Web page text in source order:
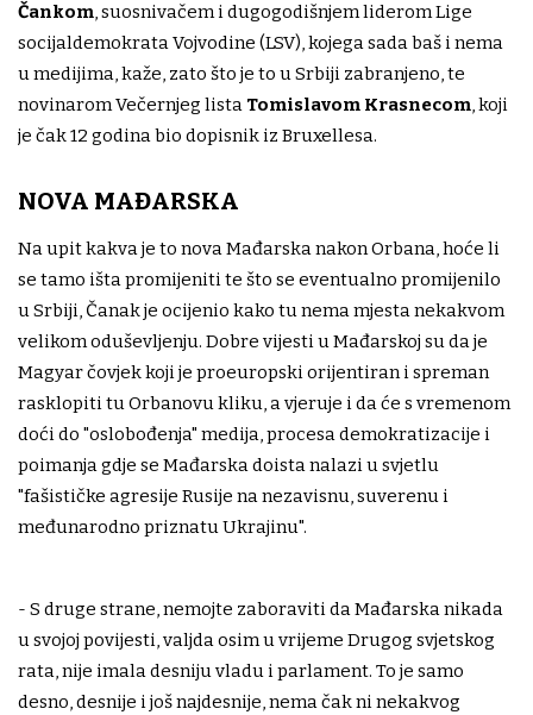
Čankom, suosnivačem i dugogodišnjem liderom Lige
socijaldemokrata Vojvodine (LSV), kojega sada baš i nema
u medijima, kaže, zato što je to u Srbiji zabranjeno, te
novinarom Večernjeg lista Tomislavom Krasnecom, koji
je čak 12 godina bio dopisnik iz Bruxellesa.
NOVA MAĐARSKA
Na upit kakva je to nova Mađarska nakon Orbana, hoće li
se tamo išta promijeniti te što se eventualno promijenilo
u Srbiji, Čanak je ocijenio kako tu nema mjesta nekakvom
velikom oduševljenju. Dobre vijesti u Mađarskoj su da je
Magyar čovjek koji je proeuropski orijentiran i spreman
rasklopiti tu Orbanovu kliku, a vjeruje i da će s vremenom
doći do "oslobođenja" medija, procesa demokratizacije i
poimanja gdje se Mađarska doista nalazi u svjetlu
"fašističke agresije Rusije na nezavisnu, suverenu i
međunarodno priznatu Ukrajinu".
- S druge strane, nemojte zaboraviti da Mađarska nikada
u svojoj povijesti, valjda osim u vrijeme Drugog svjetskog
rata, nije imala desniju vladu i parlament. To je samo
desno, desnije i još najdesnije, nema čak ni nekakvog